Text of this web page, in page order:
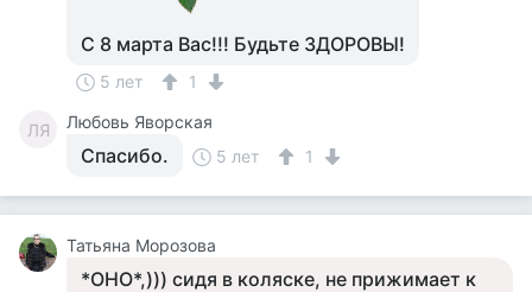
С 8 марта Вас!!! Будьте ЗДОРОВЫ!
5 лет 1
ЛЯ Любовь Яворская
Спасибо. 5 лет 1
Татьяна Морозова
*ОНО*,))) сидя в коляске, не прижимает к